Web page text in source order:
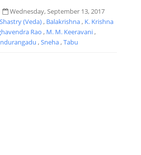
Wednesday, September 13, 2017
(Veda), Balakrishna, K. Krishna
Rao , M. M. Keeravani,
,Sneha,Tabu